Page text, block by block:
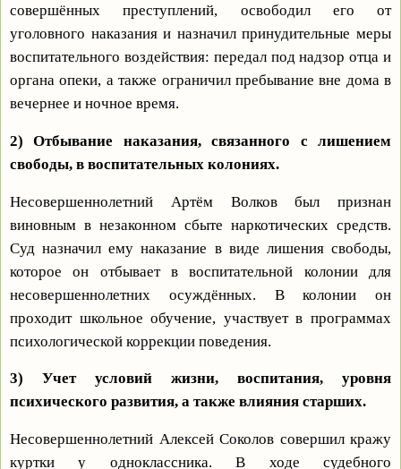
совершённых преступлений, освободил его от
уголовного наказания и назначил принудительные меры
воспитательного воздействия: передал под надзор отца и
органа опеки, а также ограничил пребывание вне дома в
вечернее и ночное время.
2) Отбывание наказания, связанного с лишением
свободы, в воспитательных колониях.
Несовершеннолетний Артём Волков был признан
виновным в незаконном сбыте наркотических средств.
Суд назначил ему наказание в виде лишения свободы,
которое он отбывает в воспитательной колонии для
несовершеннолетних осуждённых. В колонии он
проходит школьное обучение, участвует в программах
психологической коррекции поведения.
3) Учет условий жизни, воспитания, уровня
психического развития, а также влияния старших.
Несовершеннолетний Алексей Соколов совершил кражу
куртки у одноклассника. В ходе судебного